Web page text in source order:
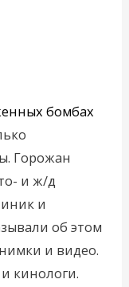
бомбах
Горожан
и ж/д
и
об этом
и видео.
кинологи.